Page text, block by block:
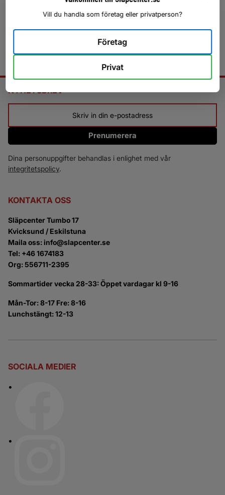
NYHETSBREV
Prenumerera
Dina personuppgifter behandlas i enlighet med vår
integritetspolicy.
KONTAKTA OSS
Släpcenter Tumbo 17
Kvicksund / Eskilstuna
Maila oss: info@slapcenter.se
Tel: +46 1674183
Org: 556711-2395
Sommartider vecka 28-33: Öppet vardagar kl 9-16
Mån-Tor: 8-17 Fre: 8-16
Lunchstängt: 12-13
SOCIALA MEDIER
Vill du handla som företag eller privatperson?
Företag
Privat